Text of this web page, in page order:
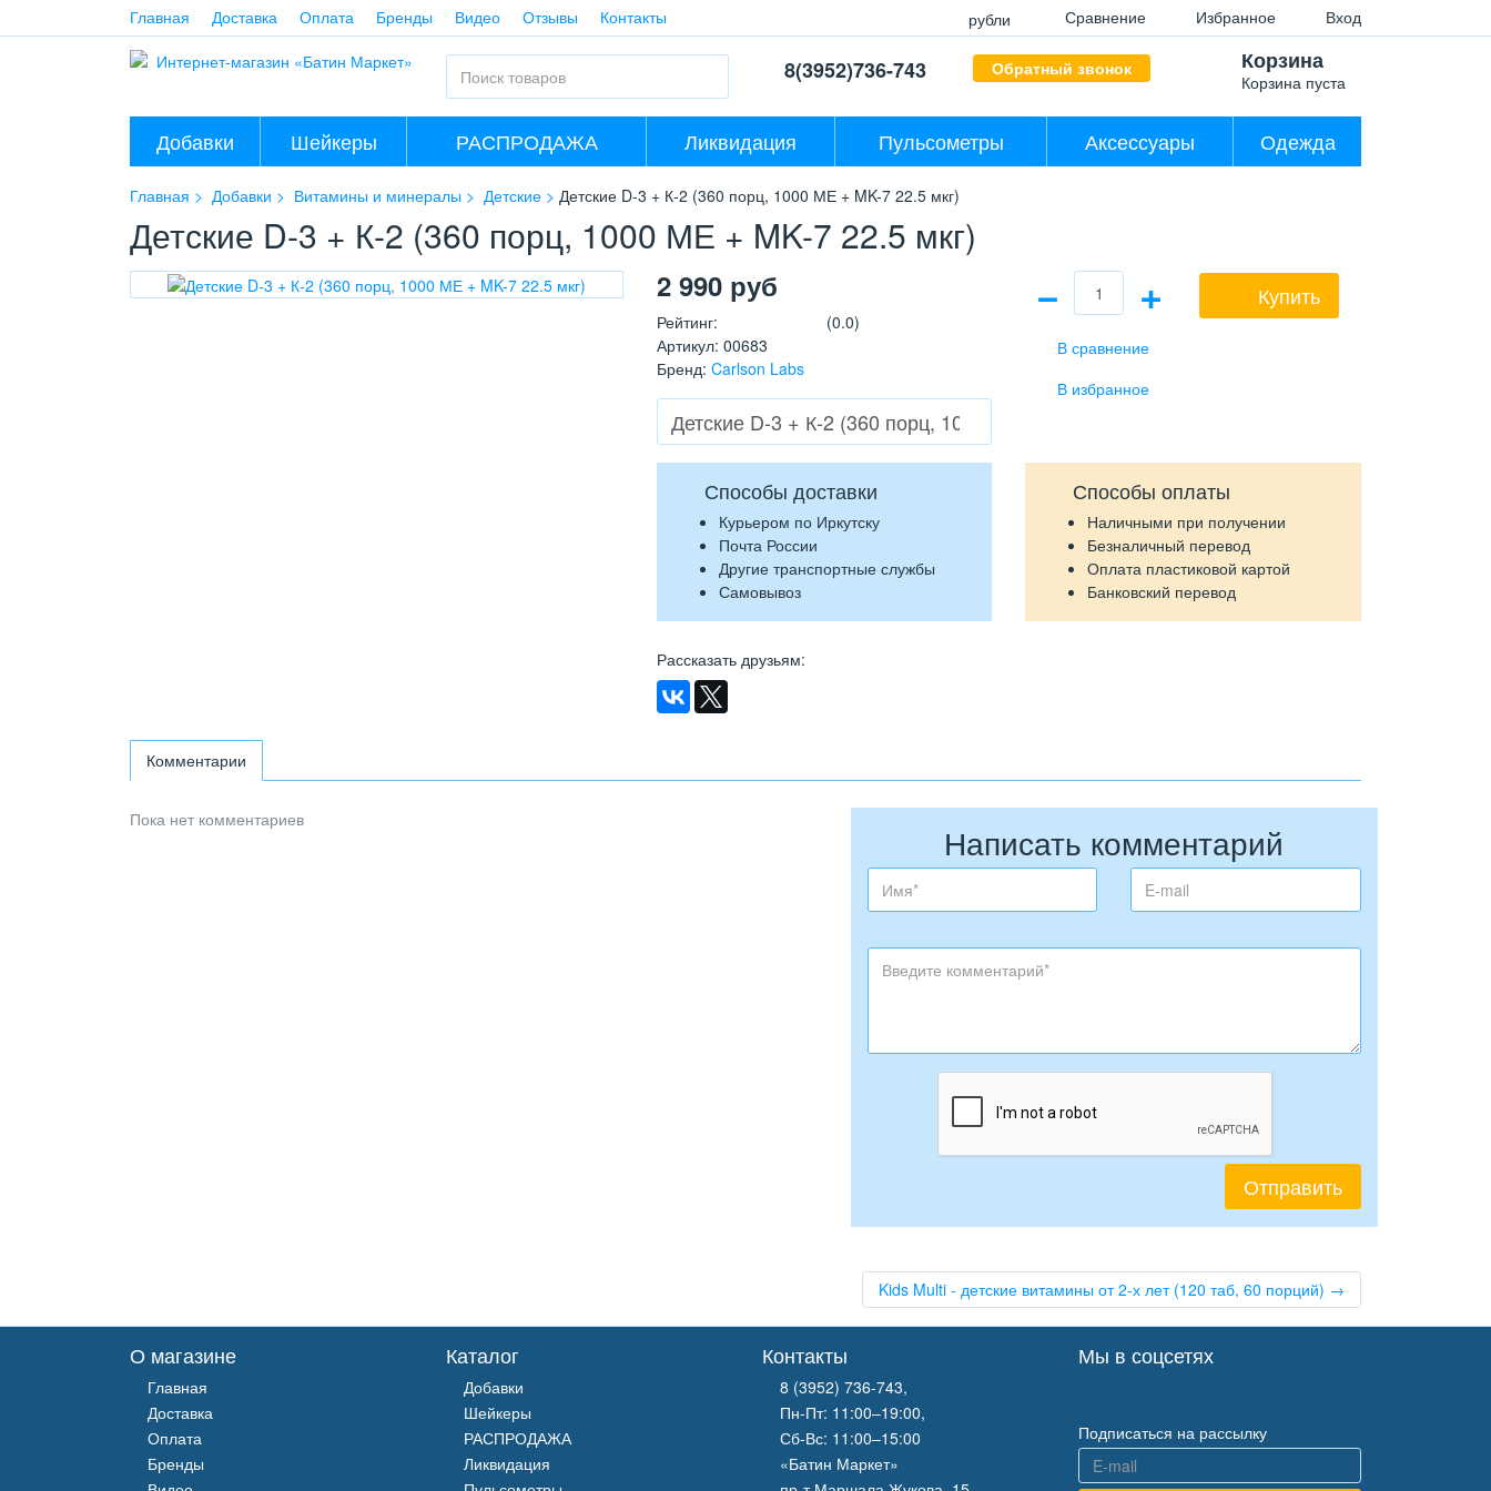
Главная Доставка Оплата Бренды Видео Отзывы Контакты рубли Сравнение Избранное Вход
Корзина
Корзина пуста
8(3952)736-743 Обратный звонок
Добавки Шейкеры РАСПРОДАЖА Ликвидация Пульсометры Аксессуары Одежда
Главная Добавки Витамины и минералы Детские Детские D-3 + К-2 (360 порц, 1000 МЕ + MK-7 22.5 мкг)
Детские D-3 + К-2 (360 порц, 1000 МЕ + MK-7 22.5 мкг)
2 990 руб
Рейтинг:
(0.0)
Артикул: 00683
Бренд: Carlson Labs
− + Купить
Способы доставки
Курьером по Иркутску
Почта России
Другие транспортные службы
Самовывоз
Способы оплаты
Наличными при получении
Безналичный перевод
Оплата пластиковой картой
Банковский перевод
Рассказать друзьям:
Комментарии
Пока нет комментариев
Написать комментарий
Kids Multi - детские витамины от 2-х лет (120 таб, 60 порций) →
О магазине
Главная
Доставка
Оплата
Бренды
Каталог
Добавки
Шейкеры
РАСПРОДАЖА
Ликвидация
Контакты
8 (3952) 736-743,
Пн-Пт: 11:00–19:00,
Сб-Вс: 11:00–15:00
«Батин Маркет»
Мы в соцсетях
Подписаться на рассылку